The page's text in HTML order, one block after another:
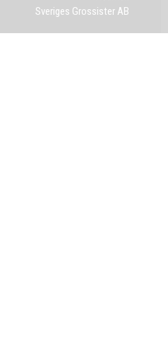
Sveriges Grossister AB